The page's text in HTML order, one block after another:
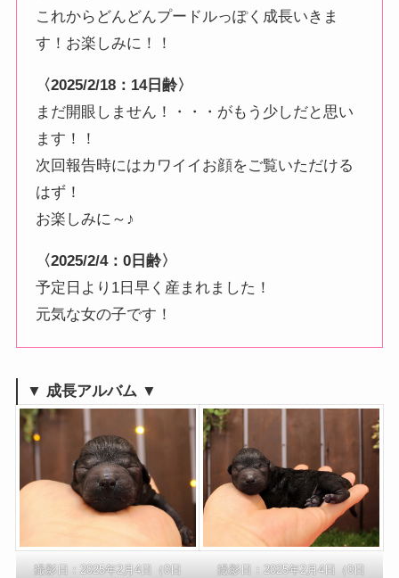
これからどんどんプードルっぽく成長いきま
す！お楽しみに！！
〈2025/2/18：14日齢〉
まだ開眼しません！・・・がもう少しだと思い
ます！！
次回報告時にはカワイイお顔をご覧いただける
はず！
お楽しみに～♪
〈2025/2/4：0日齢〉
予定日より1日早く産まれました！
元気な女の子です！
▼ 成長アルバム ▼
撮影日：2025年2月4日（0日
撮影日：2025年2月4日（0日